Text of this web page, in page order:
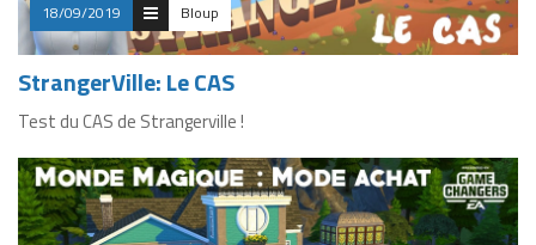
18/09/2019 Bloup
StrangerVille: Le CAS
Test du CAS de Strangerville !